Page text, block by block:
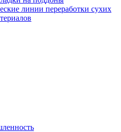
линии переработки сухих